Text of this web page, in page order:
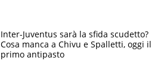
Inter-Juventus sarà la sfida scudetto?
Cosa manca a Chivu e Spalletti, oggi il
primo antipasto